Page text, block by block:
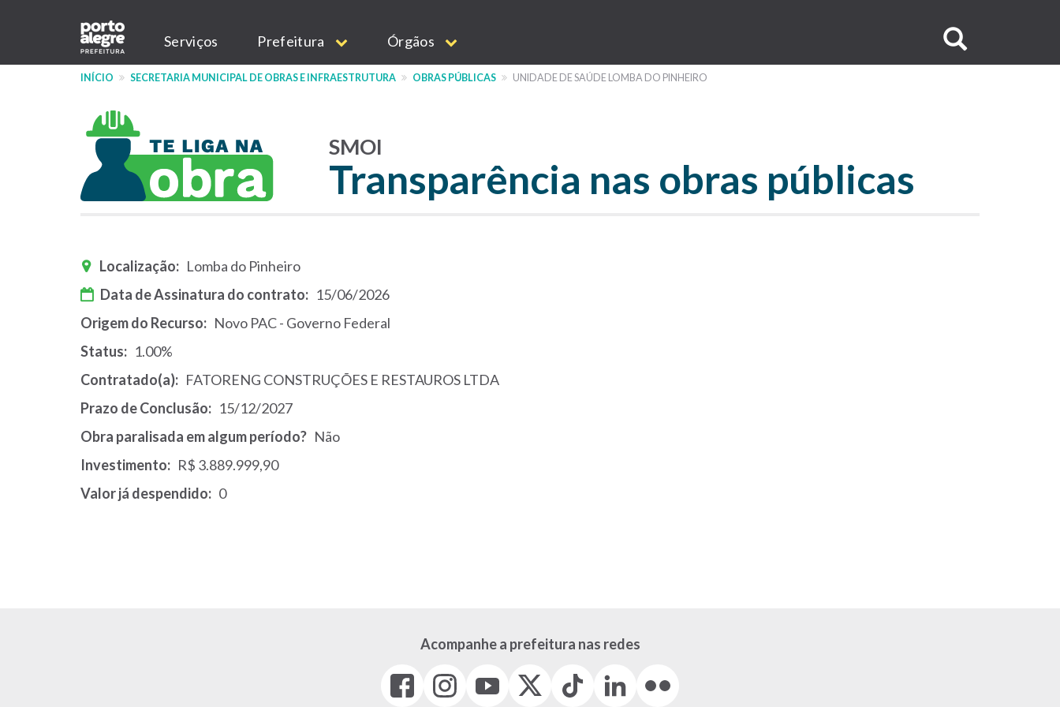
conteúdo
Main
navigation
Serviços Prefeitura Órgãos
no
INÍCIO SECRETARIA MUNICIPAL DE OBRAS E INFRAESTRUTURA OBRAS PÚBLICAS UNIDADE DE SAÚDE LOMBA DO PINHEIRO
SMOI
Transparência nas obras públicas
Localização
Lomba do Pinheiro
Data de Assinatura do contrato
15/06/2026
Origem do Recurso
Novo PAC - Governo Federal
Status
1.00%
Contratado(a)
FATORENG CONSTRUÇÕES E RESTAUROS LTDA
Prazo de Conclusão
15/12/2027
Obra paralisada em algum período? Não
Investimento
R$ 3.889.999,90
Valor já despendido
0
Acompanhe a prefeitura nas redes
Facebook
(link
Instagram
(link
(link
(Antigo
Tiktok
(link
LinkedIn
(link
(link